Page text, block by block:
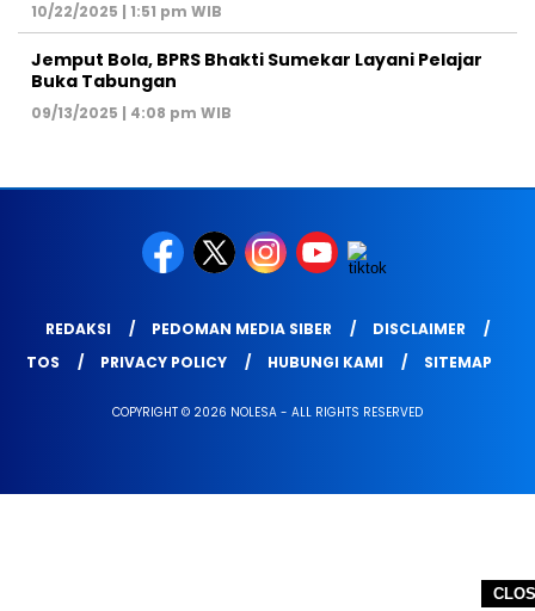
10/22/2025 | 1:51 pm WIB
Jemput Bola, BPRS Bhakti Sumekar Layani Pelajar
Buka Tabungan
09/13/2025 | 4:08 pm WIB
REDAKSI PEDOMAN MEDIA SIBER
DISCLAIMER
TOS
PRIVACY POLICY HUBUNGI KAMI SITEMAP
COPYRIGHT © 2026 NOLESA - ALL RIGHTS RESERVED